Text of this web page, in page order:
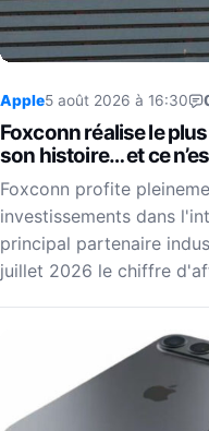
Apple5 août 2026 à 16:30
Foxconn réalise le
son histoire… et ce
Foxconn profite
investissements dans
principal partenaire
juillet 2026 le chiffre